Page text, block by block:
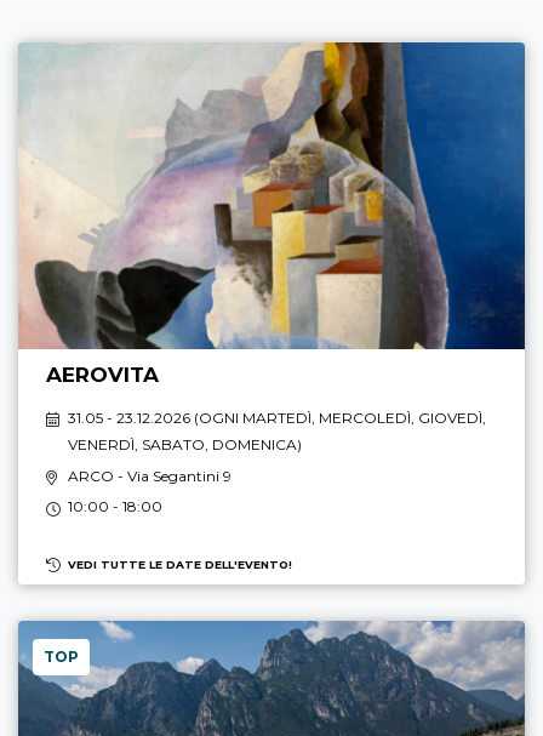
AEROVITA
31.05 - 23.12.2026 (OGNI MARTEDÌ, MERCOLEDÌ, GIOVEDÌ,
VENERDÌ, SABATO, DOMENICA)
ARCO - Via Segantini 9
10:00 - 18:00
VEDI TUTTE LE DATE DELL'EVENTO!
TOP